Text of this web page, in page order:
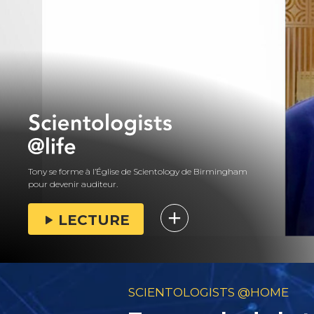
Tony se forme à l’Église de Scientology de Birmingham
pour devenir auditeur.
LECTURE
SCIENTOLOGISTS @HOME